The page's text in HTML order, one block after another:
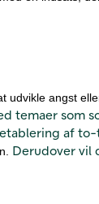
udvikle angst
temaer som
af
Derudover vil